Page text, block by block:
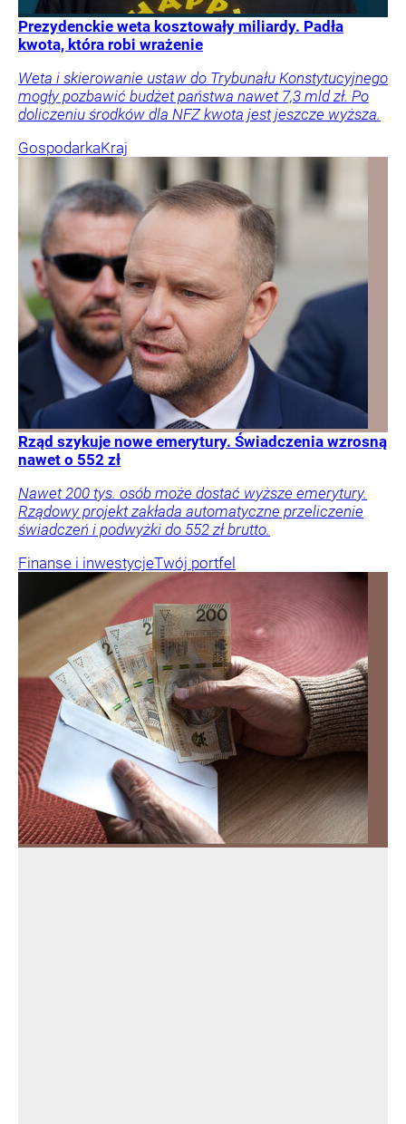
Prezydenckie weta kosztowały miliardy. Padła
kwota, która robi wrażenie
Weta i skierowanie ustaw do Trybunału Konstytucyjnego
mogły pozbawić budżet państwa nawet 7,3 mld zł. Po
doliczeniu środków dla NFZ kwota jest jeszcze wyższa.
GospodarkaKraj
Rząd szykuje nowe emerytury. Świadczenia wzrosną
nawet o 552 zł
Nawet 200 tys. osób może dostać wyższe emerytury.
Rządowy projekt zakłada automatyczne przeliczenie
świadczeń i podwyżki do 552 zł brutto.
Finanse i inwestycjeTwój portfel